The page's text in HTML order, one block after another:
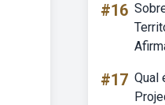
#16
#17 Qual